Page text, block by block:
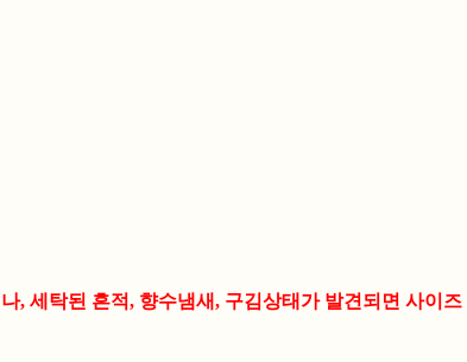
, 세탁된 흔적, 향수냄새, 구김상태가 발견되면 사이